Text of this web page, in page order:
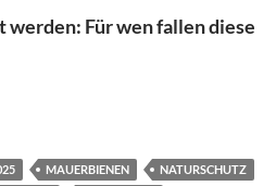
Für wen fallen diese
MAUERBIENEN
NATURSCHUTZ